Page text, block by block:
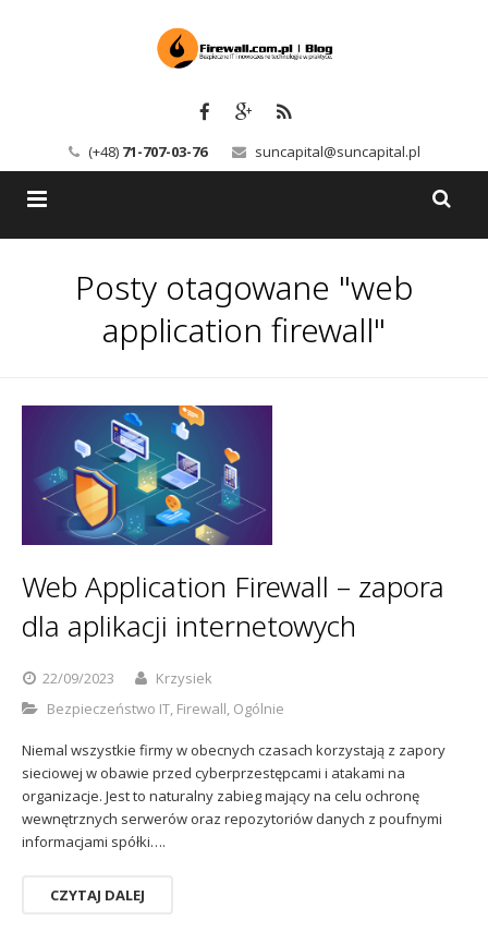
(+48) 71-707-03-76 suncapital@suncapital.pl
Backup-Solutions
Kerio
Serwery pocztowe
Sophos
Usługi
Newsletter
Szkolenia
Kontakt
Polityka prywatności
Posty otagowane "web
application firewall"
Web Application Firewall – zapora
dla aplikacji internetowych
22/09/2023
Krzysiek
Bezpieczeństwo IT, Firewall, Ogólnie
Niemal wszystkie firmy w obecnych czasach korzystają z zapory
sieciowej w obawie przed cyberprzestępcami i atakami na
organizacje. Jest to naturalny zabieg mający na celu ochronę
wewnętrznych serwerów oraz repozytoriów danych z poufnymi
informacjami spółki….
CZYTAJ DALEJ